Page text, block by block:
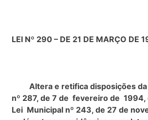
LEI Nº 290 – DE 21 DE MARÇO DE
Altera e retifica disposições da
nº 287, de 7 de fevereiro de 1994,
Lei Municipal nº 243, de 27 de